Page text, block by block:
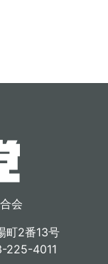
会
2番13号
225-4011